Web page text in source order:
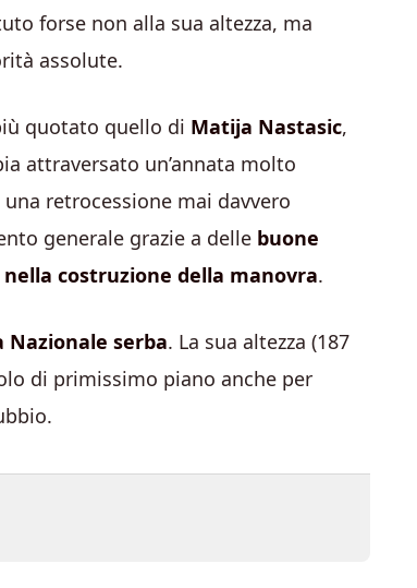
forse non alla sua altezza, ma
assolute.
quotato quello di Matija Nastasic,
attraversato un’annata molto
retrocessione mai davvero
generale grazie a delle buone
nella costruzione della manovra.
serba. La sua altezza (187
di primissimo piano anche per